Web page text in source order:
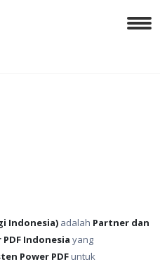
Indonesia) adalah Partner dan
Indonesia yang
Power PDFuntuk